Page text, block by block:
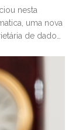
nesta
uma nova
de dados
Model Context
dados de